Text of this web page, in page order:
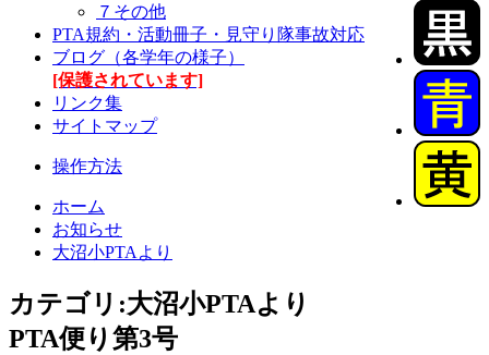
７その他
PTA規約・活動冊子・見守り隊事故対応
ブログ（各学年の様子）
[保護されています]
リンク集
サイトマップ
操作方法
ホーム
お知らせ
大沼小PTAより
カテゴリ:大沼小PTAより
PTA便り第3号